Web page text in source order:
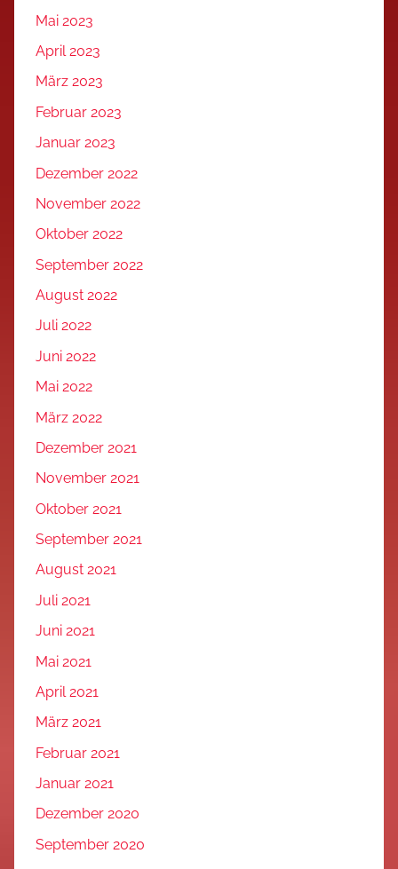
Mai 2023
April 2023
März 2023
Februar 2023
Januar 2023
Dezember 2022
November 2022
Oktober 2022
September 2022
August 2022
Juli 2022
Juni 2022
Mai 2022
März 2022
Dezember 2021
November 2021
Oktober 2021
September 2021
August 2021
Juli 2021
Juni 2021
Mai 2021
April 2021
März 2021
Februar 2021
Januar 2021
Dezember 2020
September 2020